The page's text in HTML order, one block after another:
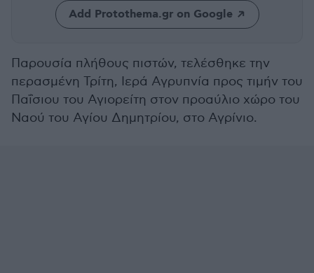
Add Protothema.gr on Google
Παρουσία πλήθους πιστών, τελέσθηκε την
περασμένη Τρίτη, Ιερά Αγρυπνία προς τιμήν του
Παΐσιου του Αγιορείτη στον προαύλιο χώρο του
Ναού του Αγίου Δημητρίου, στο Αγρίνιο.